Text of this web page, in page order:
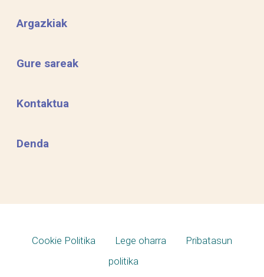
Argazkiak
Gure sareak
Kontaktua
Denda
Cookie Politika Lege oharra
Pribatasun
politika